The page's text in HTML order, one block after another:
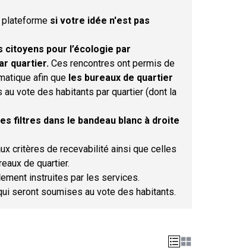
plateforme si votre idée n'est pas
citoyens pour l’écologie par
quartier. Ces rencontres ont permis de
afin que les bureaux de quartier
vote des habitants par quartier (dont la
filtres dans le bandeau blanc à droite
critères de recevabilité ainsi que celles
de quartier.
instruites par les services.
seront soumises au vote des habitants.